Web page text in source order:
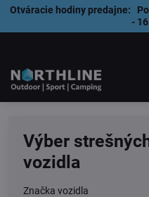
Otváracie hodiny predajne:
-
Výber
vozidla
Značka vozidla